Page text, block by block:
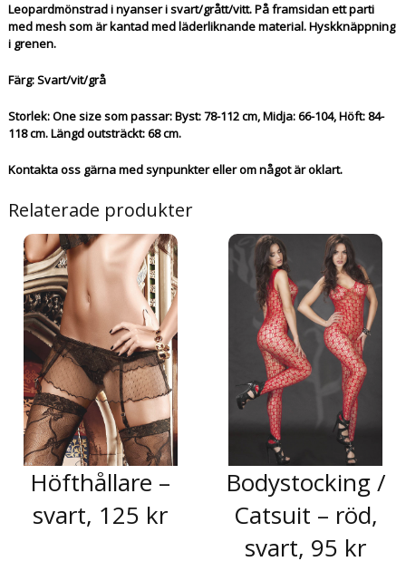
Leopardmönstrad i nyanser i svart/grått/vitt. På framsidan ett parti
med mesh som är kantad med läderliknande material. Hyskknäppning
i grenen.
Färg: Svart/vit/grå
Storlek: One size som passar: Byst: 78-112 cm, Midja: 66-104, Höft: 84-
118 cm. Längd outsträckt: 68 cm.
Kontakta oss gärna med synpunkter eller om något är oklart.
Relaterade produkter
Höfthållare –
svart, 125 kr
Bodystocking /
Catsuit – röd,
svart, 95 kr